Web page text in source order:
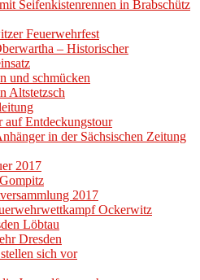
Seifenkistenrennen in Brabschütz
Feuerwehrfest
– Historischer
und schmücken
Altstetzsch
auf Entdeckungstour
in der Sächsischen Zeitung
2017
2017
Ockerwitz
Löbtau
Dresden
sich vor